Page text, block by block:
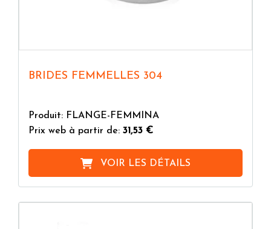
BRIDES FEMMELLES 304
Produit: FLANGE-FEMMINA
Prix web à partir de: 31,53 €
VOIR LES DÉTAILS